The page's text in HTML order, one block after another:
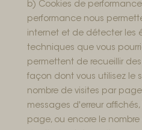
b) Cookies de
performance nous
internet et de détecter les
techniques que vous
permettent de recueillir
façon dont vous utilisez le
nombre de visites par
messages d'erreur
page, ou encore le